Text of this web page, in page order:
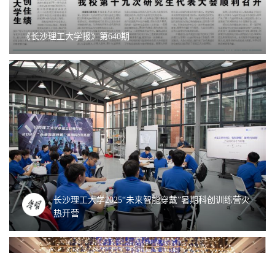
《长沙理工大学报》第640期
长沙理工大学2025“未来智能穿戴”暑期科创训练营火
热开营